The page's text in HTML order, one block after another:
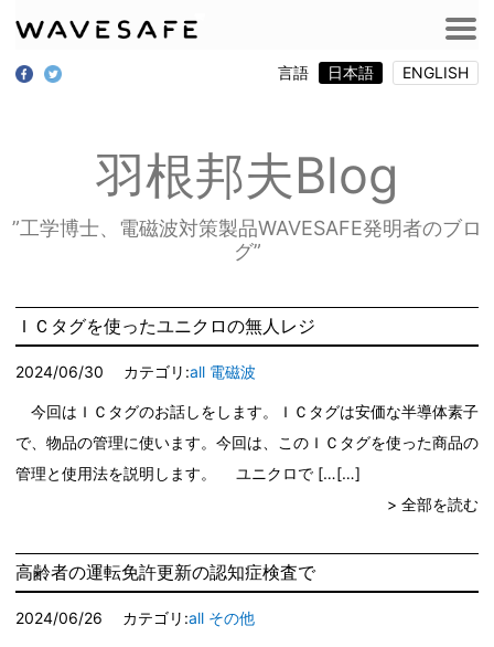
言語 日本語 ENGLISH
羽根邦夫Blog
”工学博士、電磁波対策製品WAVESAFE発明者のブロ
グ”
ＩＣタグを使ったユニクロの無人レジ
2024/06/30 カテゴリ:all 電磁波
今回はＩＣタグのお話しをします。ＩＣタグは安価な半導体素子
で、物品の管理に使います。今回は、このＩＣタグを使った商品の
管理と使用法を説明します。 ユニクロで […
> 全部を読む
高齢者の運転免許更新の認知症検査で
2024/06/26 カテゴリ:all その他